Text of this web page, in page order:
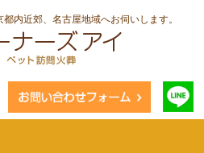
内近郊、名古屋地域へお伺いします。